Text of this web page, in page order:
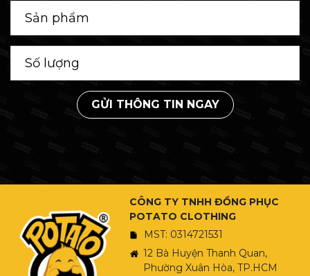
GỬI THÔNG TIN NGAY
CÔNG TY TNHH ĐỒNG PHỤC
POTATO CLOTHING
MST: 0314721531
12 Bà Huyện Thanh Quan,
Phường Xuân Hòa, TP.HCM